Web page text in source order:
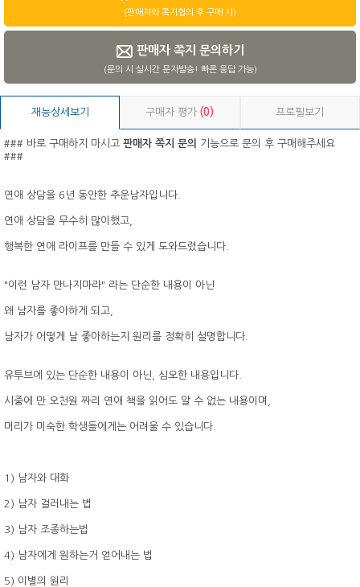
(판매자와 쪽지협의 후 구매 시)
판매자 쪽지 문의하기
(문의 시 실시간 문자발송! 빠른 응답 가능)
재능상세보기 구매자 평가(0) 프로필보기
### 바로 구매하지 마시고 판매자 쪽지 문의
기능으로 문의 후 구매해주세요
###
연애 상담을 6년 동안한 추운남자입니다.
연애 상담을 무수히 많이했고,
행복한 연애 라이프를 만들 수 있게 도와드렸습니다.
"이런 남자 만나지마라" 라는 단순한 내용이 아닌
왜 남자를 좋아하게 되고,
남자가 어떻게 날 좋아하는지 원리를 정확히 설명합니다.
유투브에 있는 단순한 내용이 아닌, 심오한 내용입니다.
시중에 만 오천원 짜리 연애 책을 읽어도 알 수 없는 내용이며,
머리가 미숙한 학생들에게는 어려울 수 있습니다.
1) 남자와 대화
2) 남자 걸러내는 법
3) 남자 조종하는법
4) 남자에게 원하는거 얻어내는 법
5) 이별의 원리